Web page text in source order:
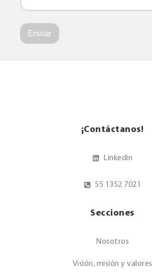
Enviar
¡Contáctanos!
Linkedin
55 1352 7021
Secciones
Nosotros
Visión, misión y valores